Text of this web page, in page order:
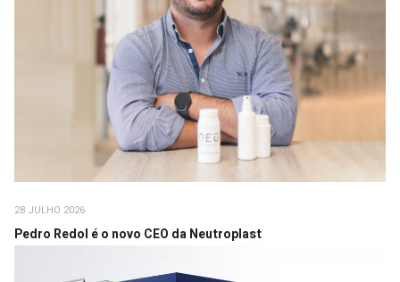
28 JULHO 2026
Pedro Redol é o novo CEO da Neutroplast